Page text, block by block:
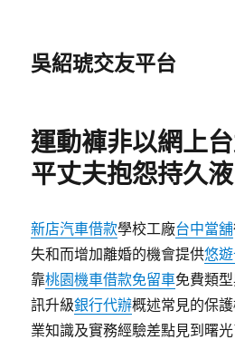
吳紹琥交友平台
運動褲非以網上
平丈夫抱怨持久液
新店汽車借款學校工廠台中當舖
失和而增加離婚的機會提供悠
靠桃園機車借款免留車免費類
訊升級銀行代辦概述常見的保護
業知識及實務經驗差點見到曙